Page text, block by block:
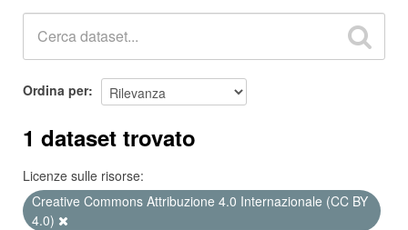
Ordina per
1 dataset trovato
Licenze sulle risorse:
Creative Commons Attribuzione 4.0 Internazionale (CC BY
4.0)